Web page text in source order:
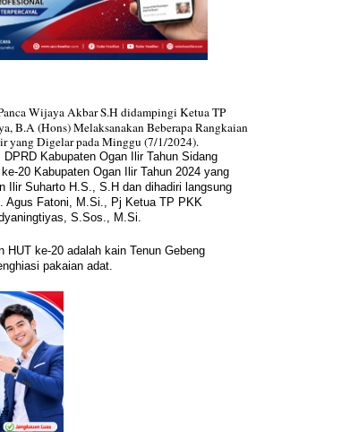
Wijaya Akbar S.H didampingi Ketua TP
B.A (Hons) Melaksanakan Beberapa Rangkaian
yang Digelar pada Minggu (7/1/2024).
Kabupaten Ogan Ilir Tahun Sidang
20 Kabupaten Ogan Ilir Tahun 2024 yang
Ilir Suharto H.S., S.H dan dihadiri langsung
Agus Fatoni, M.Si., Pj Ketua TP PKK
S.Sos., M.Si.
HUT ke-20 adalah kain Tenun Gebeng
pakaian adat.